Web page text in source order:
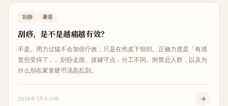
中医治疗
刮痧 暑湿
刮痧，是不是越痛越有效？
不是。用力过猛不会加倍疗效，只是在伤皮下组织。正确力度是「有感
觉但受得了」。刮痧走面、拔罐守点，分工不同。附禁忌人群，以及为
什么别在家拿硬币汤匙乱刮。
2026年7月6分钟